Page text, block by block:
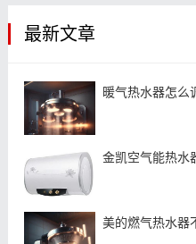
最新文章
暖气热水器怎么
金凯空气能热水
美的燃气热水器